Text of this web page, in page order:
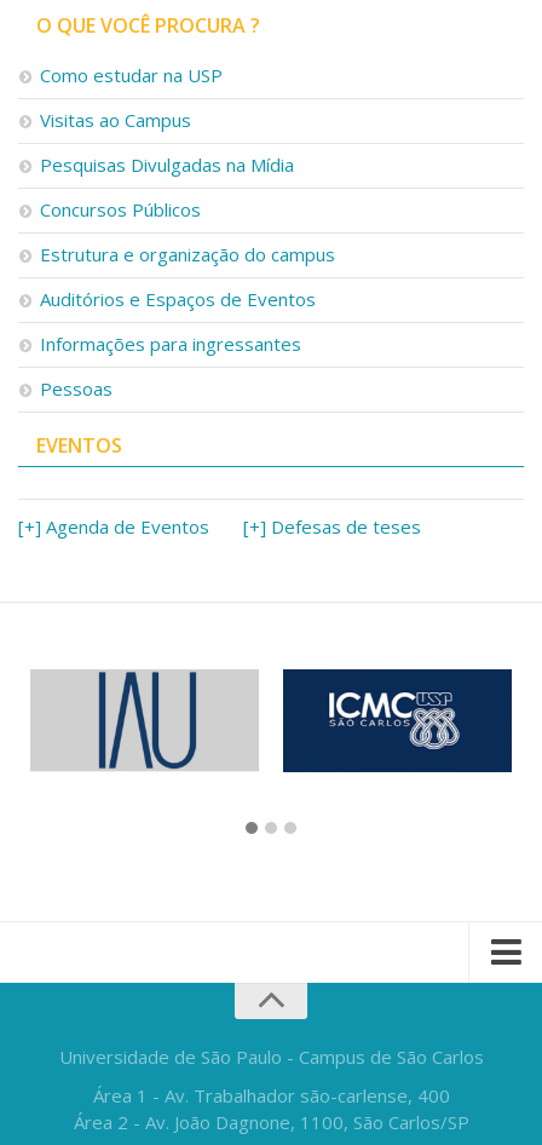
O QUE VOCÊ PROCURA ?
Como estudar na USP
Visitas ao Campus
Pesquisas Divulgadas na Mídia
Concursos Públicos
Estrutura e organização do campus
Auditórios e Espaços de Eventos
Informações para ingressantes
Pessoas
EVENTOS
[+] Agenda de Eventos [+] Defesas de teses
Universidade de São Paulo - Campus de São Carlos
Área 1 - Av. Trabalhador são-carlense, 400
Área 2 - Av. João Dagnone, 1100, São Carlos/SP